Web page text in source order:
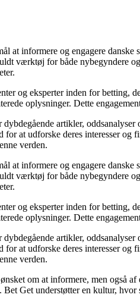
at informere og engagere
værktøj for både nybegyndere
og eksperter inden for betting,
oplysninger. Dette
artikler,
at udforske deres interesser og
verden.
at informere og engagere
værktøj for både nybegyndere
og eksperter inden for betting,
oplysninger. Dette
artikler,
at udforske deres interesser og
verden.
om at informere, men også
Get understøtter en kultur,